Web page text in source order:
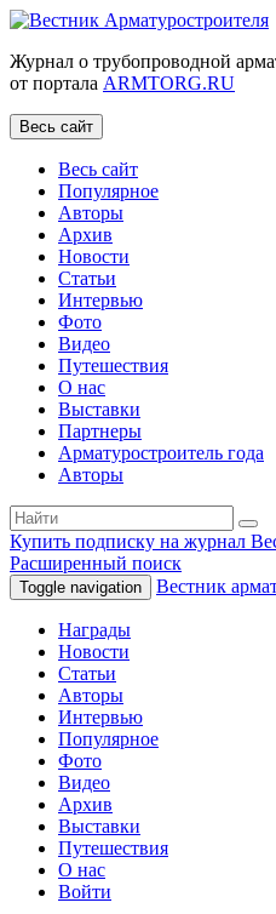
Журнал о трубопроводной
от портала ARMTORG.RU
Весь сайт
Весь сайт
Популярное
Авторы
Архив
Новости
Статьи
Интервью
Фото
Видео
Путешествия
О нас
Выставки
Партнеры
Арматуростроитель года
Авторы
Купить подписку на журнал
Расширенный поиск
Toggle navigation Вестник
Награды
Новости
Статьи
Авторы
Интервью
Популярное
Фото
Видео
Архив
Выставки
Путешествия
О нас
Войти